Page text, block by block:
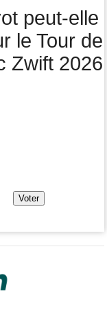
05/08
de la 3e étape !
peut-elle
le Tour de
Zwift 2026